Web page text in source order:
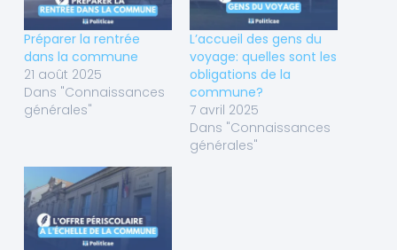
Préparer la rentrée
dans la commune
21 août 2025
Dans "Connaissances
générales"
L’accueil des gens du
voyage: quelles sont les
obligations de la
commune?
7 avril 2025
Dans "Connaissances
générales"